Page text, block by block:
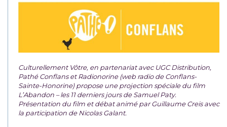
Culturellement Vôtre, en partenariat avec UGC Distribution,
Pathé Conflans et Radionorine (web radio de Conflans-
Sainte-Honorine) propose une projection spéciale du film
L’Abandon – les 11 derniers jours de Samuel Paty.
Présentation du film et débat animé par Guillaume Creis avec
la participation de Nicolas Galant.